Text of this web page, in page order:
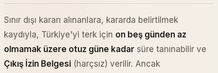
Sınır dışı kararı alınanlara, kararda belirtilmek
kaydıyla, Türkiye'yi terk için on beş günden az
olmamak üzere otuz güne kadar süre tanınabilir ve
Çıkış İzin Belgesi (harçsız) verilir. Ancak